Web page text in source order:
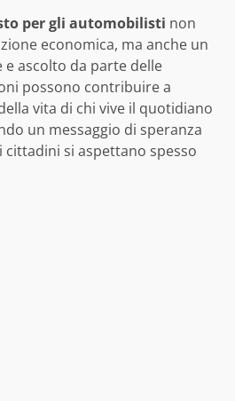
per gli automobilisti non
economica, ma anche un
ascolto da parte delle
possono contribuire a
vita di chi vive il quotidiano
un messaggio di speranza
si aspettano spesso